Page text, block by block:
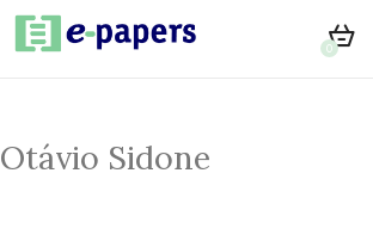
0
Otávio Sidone